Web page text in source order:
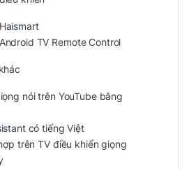
TV Remote Control
nói trên YouTube bằng
có tiếng Việt
trên TV điều khiển giọng